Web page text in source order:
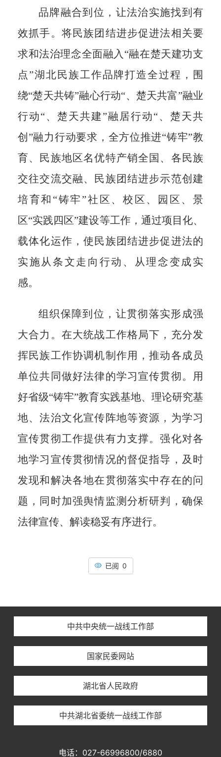
品牌融合到位，让法治实施找到有
效抓手。将民族团结进步促进法相关要
求和法治理念全面融入“融在楚天建功支
点”湖北民族工作品牌打造全过程，围
绕“楚天共铸”融心行动“、楚天共富”融业
行动“、楚天共建”融居行动“、楚天共
创”融力行动要求，全方位推进“铸牢”教
育、民族地区名优特产销全国、各民族
交往交流交融、民族团结进步示范创建
培育和“铸牢”社区、校区、园区、景
区“实践四区”建设等工作，通过项目化、
载体化运作，使民族团结进步促进法的
实施从条文走向行动、从理念变成实
感。
组织保障到位，让贯彻落实形成强
大合力。在大统战工作格局下，充分发
挥民族工作协调机制作用，推动各成员
单位共同做好法律的学习宣传贯彻。用
好省级“铸牢”教育实践基地、理论研究基
地、法治文化宣传阵地等资源，为学习
宣传贯彻工作提供有力支撑。强化对各
地学习宣传贯彻情况的督促指导，及时
发现和解决各地在贯彻落实中存在的问
题，同时加强舆情监测分析研判，确保
法律宣传、 解读稳妥有序进行。
中共中央统一战线工作部
国家民委网站
湖北省人民政府
中共湖北省委统一战线工作部
邮政编码：430071